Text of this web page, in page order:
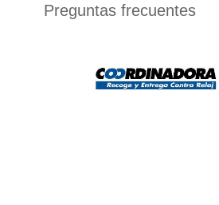
Preguntas frecuentes